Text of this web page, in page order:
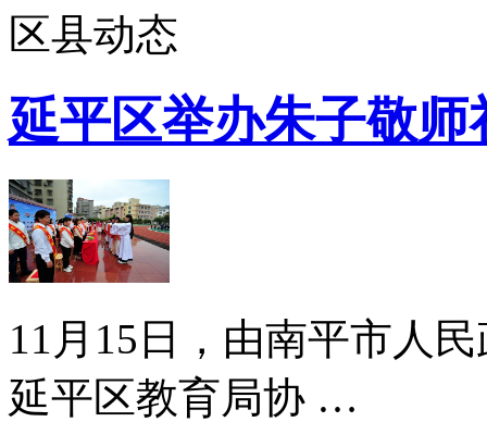
区县动态
延平区举办朱子敬师
11月15日，由南平市人
延平区教育局协 …